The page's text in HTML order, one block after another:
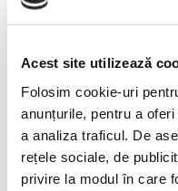
Acest site utilizează
Folosim cookie-uri
anunțurile, pentru a
a analiza traficul. De
rețele sociale, de
privire la modul în care
ZILLI ALERTĂ STOC
Orgreen Muse A394 Dark
Milky Teal
1.650,00 RON